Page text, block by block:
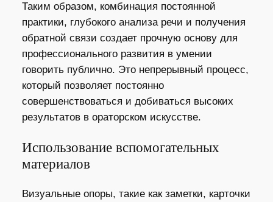
Таким образом, комбинация постоянной
практики, глубокого анализа речи и получения
обратной связи создает прочную основу для
профессионального развития в умении
говорить публично. Это непрерывный процесс,
который позволяет постоянно
совершенствоваться и добиваться высоких
результатов в ораторском искусстве.
Использование вспомогательных
материалов
Визуальные опоры, такие как заметки, карточки